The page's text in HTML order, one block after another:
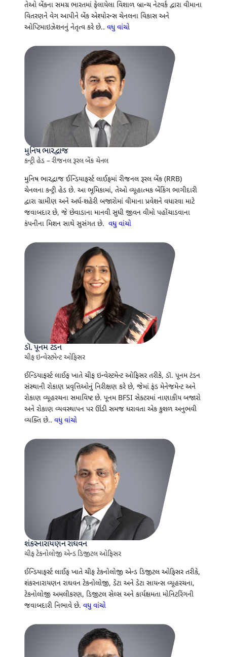
તેઓ બેંકના સમગ્ર ભારતમાં ફેલાયેલા વિશાળ બ્રાન્ચ નેટવર્ક દ્વારા વીમાના
વિતરણને વેગ આપીને બેંક એશ્યોરન્સ ચેનલના વિકાસ અને
ઓપ્ટિમાઇઝેશનનું નેતૃત્વ કરે છે.. વધુ વાંચો
મુનિષ ભારદ્વાજ
કન્ટ્રી હેડ – રીજનલ રૂરલ બેંક ચેનલ
મુનિષ ભારદ્વાજ ઈન્ડિયાફર્સ્ટ લાઈફમાં રીજનલ રૂરલ બેંક (RRB)
ચેનલના કન્ટ્રી હેડ છે. આ ભૂમિકામાં, તેઓ વ્યૂહાત્મક બેંકિંગ ભાગીદારી
દ્વારા ગ્રામીણ અને અર્ધ-શહેરી બજારોમાં વીમાના પ્રવેશને વધારવા માટે
જવાબદાર છે, જે છેવાડાના માનવી સુધી જીવન વીમો પહોંચાડવાના
કંપનીના મિશન સાથે સુસંગત છે. વધુ વાંચો
ડૉ. પૂનમ ટંડન
ચીફ ઇન્વેસ્ટમેન્ટ ઓફિસર
ઈન્ડિયાફર્સ્ટ લાઈફ ખાતે ચીફ ઇન્વેસ્ટમેન્ટ ઓફિસર તરીકે, ડૉ. પૂનમ ટંડન
સંસ્થાની રોકાણ પ્રવૃત્તિઓનું નિરીક્ષણ કરે છે, જેમાં ફંડ મેનેજમેન્ટ અને
રોકાણ વ્યૂહરચના સમાવિષ્ટ છે. પૂનમ BFSI સેક્ટરમાં નાણાકીય બજારો
અને રોકાણ વ્યવસ્થાપન પર ઊંડી સમજ ધરાવતા એક કુશળ અનુભવી
વ્યક્તિ છે.. વધુ વાંચો
શંકરનારાયણન રાઘવન
ચીફ ટેકનોલોજી એન્ડ ડિજીટલ ઓફિસર
ઈન્ડિયાફર્સ્ટ લાઈફ ખાતે ચીફ ટેકનોલોજી એન્ડ ડિજીટલ ઓફિસર તરીકે,
શંકરનારાયણન રાઘવન ટેકનોલોજી, ડેટા અને ડેટા સાયન્સ વ્યૂહરચના,
ટેકનોલોજી અમલીકરણ, ડિજીટલ સેલ્સ અને કાર્યક્ષમતા મોનિટરિંગની
જવાબદારી નિભાવે છે. વધુ વાંચો